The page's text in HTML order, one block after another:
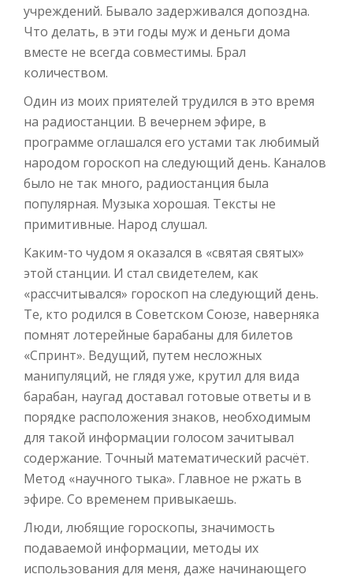
учреждений. Бывало задерживался допоздна.
Что делать, в эти годы муж и деньги дома
вместе не всегда совместимы. Брал
количеством.
Один из моих приятелей трудился в это время
на радиостанции. В вечернем эфире, в
программе оглашался его устами так любимый
народом гороскоп на следующий день. Каналов
было не так много, радиостанция была
популярная. Музыка хорошая. Тексты не
примитивные. Народ слушал.
Каким-то чудом я оказался в «святая святых»
этой станции. И стал свидетелем, как
«рассчитывался» гороскоп на следующий день.
Те, кто родился в Советском Союзе, наверняка
помнят лотерейные барабаны для билетов
«Спринт». Ведущий, путем несложных
манипуляций, не глядя уже, крутил для вида
барабан, наугад доставал готовые ответы и в
порядке расположения знаков, необходимым
для такой информации голосом зачитывал
содержание. Точный математический расчёт.
Метод «научного тыка». Главное не ржать в
эфире. Со временем привыкаешь.
Люди, любящие гороскопы, значимость
подаваемой информации, методы их
использования для меня, даже начинающего